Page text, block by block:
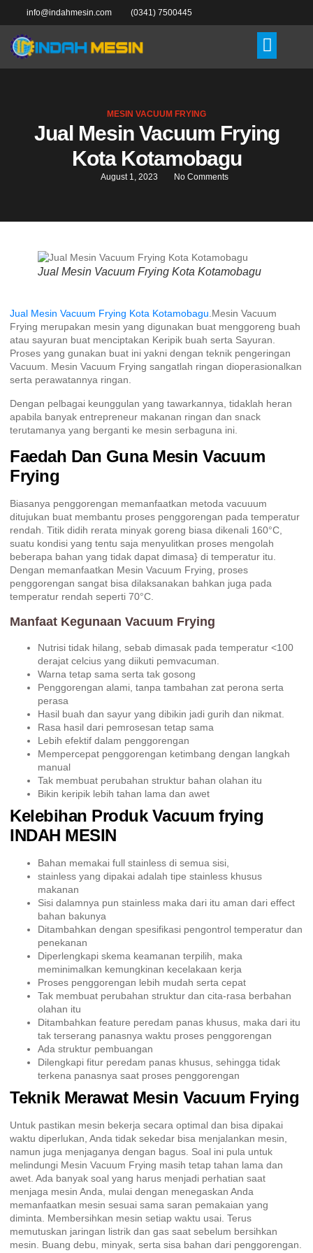
info@indahmesin.com (0341) 7500445
MESIN VACUUM FRYING
Jual Mesin Vacuum Frying
Kota Kotamobagu
August 1, 2023 No Comments
Jual Mesin Vacuum Frying Kota Kotamobagu
Jual Mesin Vacuum Frying Kota Kotamobagu.Mesin Vacuum
Frying merupakan mesin yang digunakan buat menggoreng buah
atau sayuran buat menciptakan Keripik buah serta Sayuran.
Proses yang gunakan buat ini yakni dengan teknik pengeringan
Vacuum. Mesin Vacuum Frying sangatlah ringan dioperasionalkan
serta perawatannya ringan.
Dengan pelbagai keunggulan yang tawarkannya, tidaklah heran
apabila banyak entrepreneur makanan ringan dan snack
terutamanya yang berganti ke mesin serbaguna ini.
Faedah Dan Guna Mesin Vacuum
Frying
Biasanya penggorengan memanfaatkan metoda vacuuum
ditujukan buat membantu proses penggorengan pada temperatur
rendah. Titik didih rerata minyak goreng biasa dikenali 160°C,
suatu kondisi yang tentu saja menyulitkan proses mengolah
beberapa bahan yang tidak dapat dimasa} di temperatur itu.
Dengan memanfaatkan Mesin Vacuum Frying, proses
penggorengan sangat bisa dilaksanakan bahkan juga pada
temperatur rendah seperti 70°C.
Manfaat Kegunaan Vacuum Frying
Nutrisi tidak hilang, sebab dimasak pada temperatur <100
derajat celcius yang diikuti pemvacuman.
Warna tetap sama serta tak gosong
Penggorengan alami, tanpa tambahan zat perona serta
perasa
Hasil buah dan sayur yang dibikin jadi gurih dan nikmat.
Rasa hasil dari pemrosesan tetap sama
Lebih efektif dalam penggorengan
Mempercepat penggorengan ketimbang dengan langkah
manual
Tak membuat perubahan struktur bahan olahan itu
Bikin keripik lebih tahan lama dan awet
Kelebihan Produk Vacuum frying
INDAH MESIN
Bahan memakai full stainless di semua sisi,
stainless yang dipakai adalah tipe stainless khusus
makanan
Sisi dalamnya pun stainless maka dari itu aman dari effect
bahan bakunya
Ditambahkan dengan spesifikasi pengontrol temperatur dan
penekanan
Diperlengkapi skema keamanan terpilih, maka
meminimalkan kemungkinan kecelakaan kerja
Proses penggorengan lebih mudah serta cepat
Tak membuat perubahan struktur dan cita-rasa berbahan
olahan itu
Ditambahkan feature peredam panas khusus, maka dari itu
tak terserang panasnya waktu proses penggorengan
Ada struktur pembuangan
Dilengkapi fitur peredam panas khusus, sehingga tidak
terkena panasnya saat proses penggorengan
Teknik Merawat Mesin Vacuum Frying
Untuk pastikan mesin bekerja secara optimal dan bisa dipakai
waktu diperlukan, Anda tidak sekedar bisa menjalankan mesin,
namun juga menjaganya dengan bagus. Soal ini pula untuk
melindungi Mesin Vacuum Frying masih tetap tahan lama dan
awet. Ada banyak soal yang harus menjadi perhatian saat
menjaga mesin Anda, mulai dengan menegaskan Anda
memanfaatkan mesin sesuai sama saran pemakaian yang
diminta. Membersihkan mesin setiap waktu usai. Terus
memutuskan jaringan listrik dan gas saat sebelum bersihkan
mesin. Buang debu, minyak, serta sisa bahan dari penggorengan.